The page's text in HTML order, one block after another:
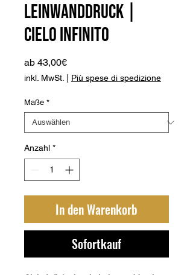
Leinwanddruck |
Cielo Infinito
ab 43,00€Sale-
Preis
inkl. MwSt. Più spese di spedizione
Maße *
Anzahl *
In den Warenkorb
Sofortkauf